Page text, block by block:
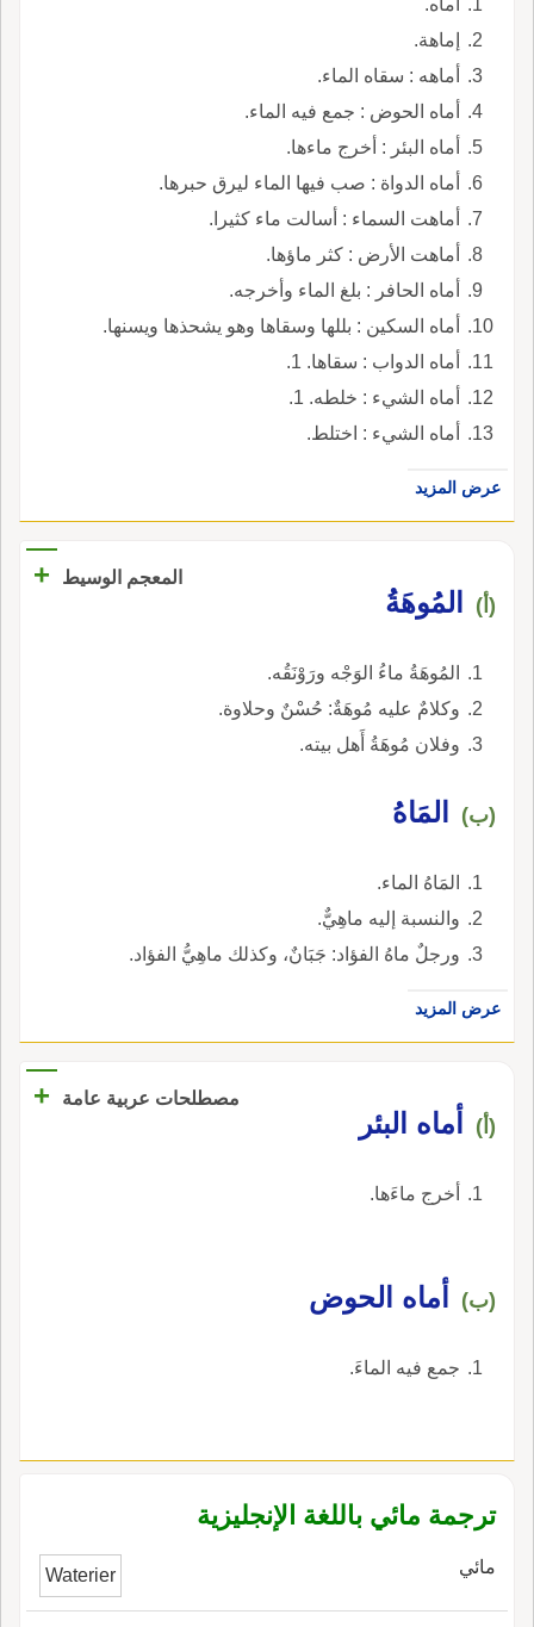
إماهة.
أماهه : سقاه الماء.
أماه الحوض : جمع فيه الماء.
أماه البئر : أخرج ماءها.
أماه الدواة : صب فيها الماء ليرق حبرها.
أماهت السماء : أسالت ماء كثيرا.
أماهت الأرض : كثر ماؤها.
أماه الحافر : بلغ الماء وأخرجه.
أماه السكين : بللها وسقاها وهو يشحذها ويسنها.
أماه الدواب : سقاها. 1.
أماه الشيء : خلطه. 1.
أماه الشيء : اختلط.
عرض المزيد
المعجم الوسيط +
(أ) المُوهَةُ
المُوهَةُ ماءُ الوَجْه ورَوْنَقُه.
وكلامٌ عليه مُوهَةٌ: حُسْنٌ وحلاوة.
وفلان مُوهَةُ أَهل بيته.
(ب) المَاهُ
المَاهُ الماء.
والنسبة إليه ماهِيٌّ.
ورجلٌ ماهُ الفؤاد: جَبَانٌ، وكذلك ماهِيُّ الفؤاد.
عرض المزيد
مصطلحات عربية عامة +
(أ) أماه البئر
أخرج ماءَها.
(ب) أماه الحوض
جمع فيه الماءَ.
ترجمة مائي باللغة الإنجليزية
مائي Waterier